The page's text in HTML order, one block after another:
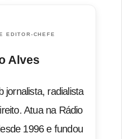
EDITOR-CHEFE
Alves
jornalista, radialista
Atua na Rádio
1996 e fundou